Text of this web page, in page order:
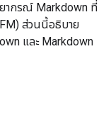
ยากรณ์ Markdown ที่
ส่วนนี้อธิบาย
และ Markdown